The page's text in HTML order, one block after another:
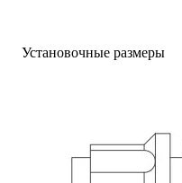
Установочные размеры